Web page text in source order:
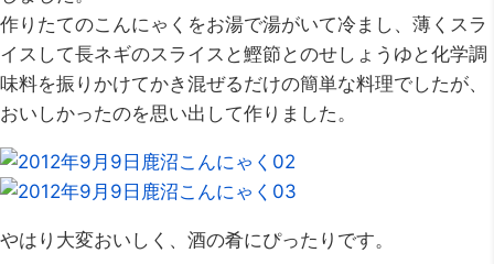
作りたてのこんにゃくをお湯で湯がいて冷まし、薄くスラ
イスして長ネギのスライスと鰹節とのせしょうゆと化学調
味料を振りかけてかき混ぜるだけの簡単な料理でしたが、
おいしかったのを思い出して作りました。
やはり大変おいしく、酒の肴にぴったりです。